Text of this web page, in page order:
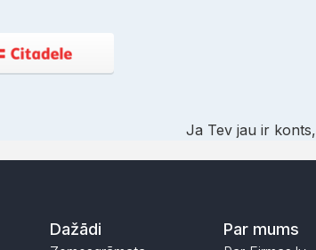
Ja Tev jau ir konts,
Dažādi Par mums